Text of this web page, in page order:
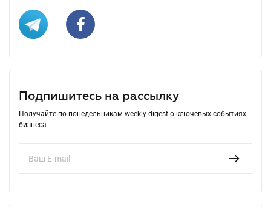
Подпишитесь на рассылку
Получайте по понедельникам weekly-digest о ключевых событиях
бизнеса